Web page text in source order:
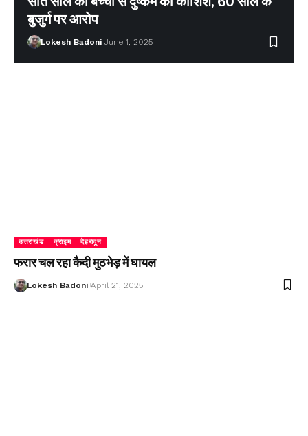
बुजुर्ग पर आरोप
Lokesh Badoni June 1, 2025
उत्तराखंड क्राइम देहरादून
फरार चल रहा कैदी मुठभेड़ में घायल
Lokesh Badoni April 21, 2025